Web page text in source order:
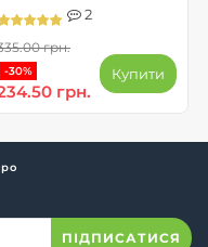
2
грн.
-30%
грн.
Купити
ПІДПИСАТИСЯ